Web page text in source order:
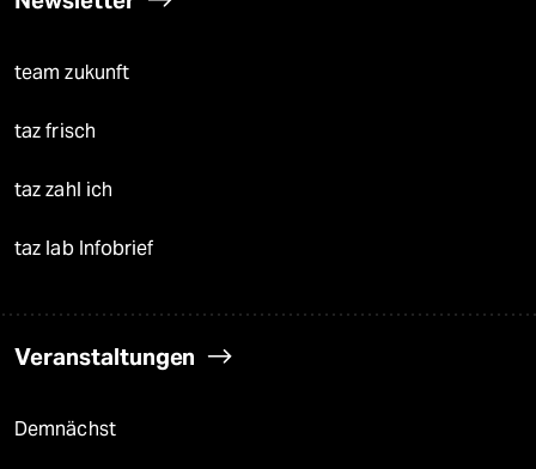
team zukunft
taz frisch
taz zahl ich
taz lab Infobrief
Veranstaltungen
Demnächst